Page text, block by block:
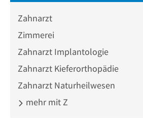
Zahnarzt
Zimmerei
Zahnarzt Implantologie
Zahnarzt Kieferorthopädie
Zahnarzt Naturheilwesen
mehr mit Z